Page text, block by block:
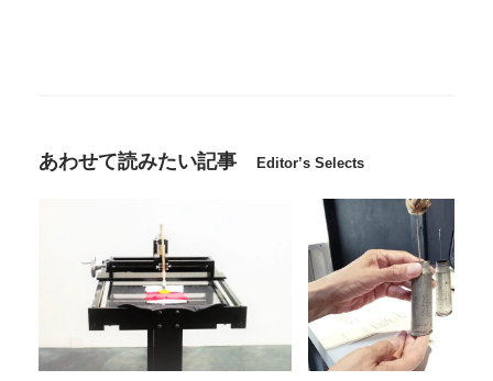
あわせて読みたい記事 Editor’s Selects